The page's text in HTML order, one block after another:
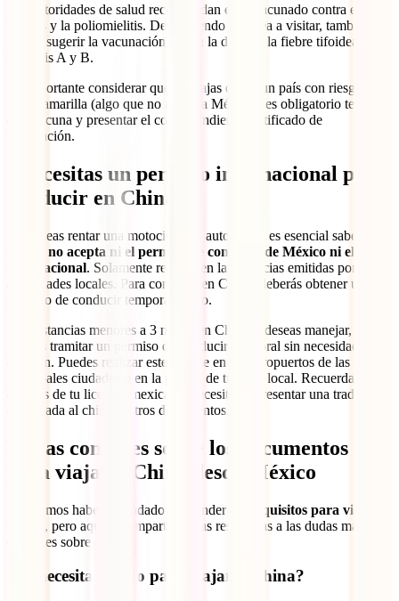
Las autoridades de salud recomiendan estar vacunado contra el
tétanos y la poliomielitis. Dependiendo del área a visitar, también se
podría sugerir la vacunación contra la difteria, la fiebre tifoidea y las
hepatitis A y B.
Es importante considerar que, si viajas desde un país con riesgo de
fiebre amarilla (algo que no aplica a México), es obligatorio tener
esta vacuna y presentar el correspondiente certificado de
vacunación.
¿Necesitas un permiso internacional para
conducir en China?
Si planeas rentar una motocicleta o automóvil, es esencial saber que
China no acepta ni el permiso de conducir de México ni el
internacional. Solamente reconocen las licencias emitidas por sus
autoridades locales. Para conducir en China, deberás obtener un
permiso de conducir temporal chino.
Para estancias menores a 3 meses en China si deseas manejar,
puedes tramitar un permiso de conducir temporal sin necesidad de
examen. Puedes realizar este trámite en los aeropuertos de las
principales ciudades o en la policía de tránsito local. Recuerda que,
además de tu licencia mexicana, necesitarás presentar una traducción
certificada al chino y otros documentos.
Dudas comunes sobre los documentos
para viajar a China desde México
Esperamos haberte ayudado a entender los
requisitos para viajar a
, pero aquí te compartimos las respuestas a las dudas más
comunes sobre ellos:
¿Se necesita visado para viajar a China?